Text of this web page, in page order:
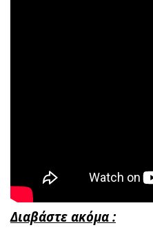
Διαβάστε ακόμα :